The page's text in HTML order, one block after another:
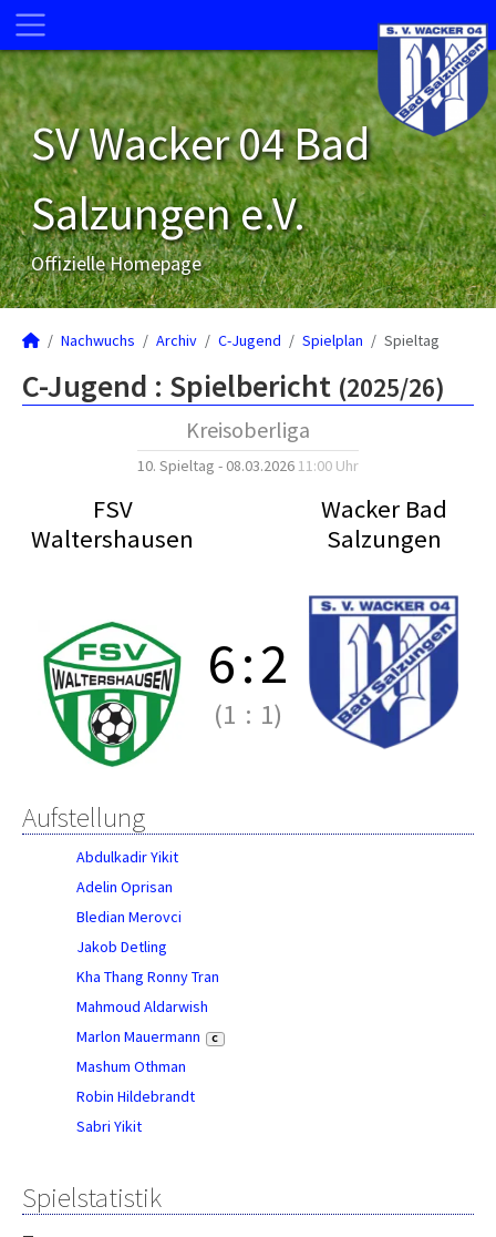
SV Wacker 04 Bad
Salzungen e.V.
Offizielle Homepage
Nachwuchs Archiv C-Jugend Spielplan Spieltag
C-Jugend : Spielbericht (2025/26)
Kreisoberliga
10. Spieltag - 08.03.2026 11:00 Uhr
FSV
Waltershausen
Wacker Bad
Salzungen
6:2
(1 : 1)
Aufstellung
Abdulkadir Yikit
Adelin Oprisan
Bledian Merovci
Jakob Detling
Kha Thang Ronny Tran
Mahmoud Aldarwish
Marlon Mauermann
C
Mashum Othman
Robin Hildebrandt
Sabri Yikit
Spielstatistik